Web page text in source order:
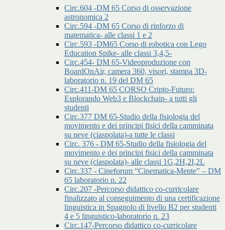
Circ.604 -DM 65 Corso di osservazione
astronomica 2
Circ.594 -DM 65 Corso di rinforzo di
matematica- alle classi 1 e 2
Circ.593 -DM65 Corso di robotica con Lego
Education Spike- alle classi 3,4,5-
Circ.454- DM 65-Videoproduzione con
BoardOnAir, camera 360, visori, stampa 3D-
laboratorio n. 19 del DM 65
Circ.411-DM 65 CORSO Cripto-Futuro:
Esplorando Web3 e Blockchain- a tutti gli
studenti
Circ.377 DM 65-Studio della fisiologia del
movimento e dei principi fisici della camminata
su neve (ciaspolata)-a tutte le classi
Circ. 376 - DM 65-Studio della fisiologia del
movimento e dei principi fisici della camminata
su neve (ciaspolata)- alle classi 1G,2H,2I,2L
Circ.337 - Cineforum “Cinematica-Mente” – DM
65 laboratorio n. 22
Circ.207 -Percorso didattico co-curricolare
finalizzato al conseguimento di una certificazione
linguistica in Spagnolo di livello B2 per studenti
4 e 5 linguistico-laboratorio n. 23
Circ.147-Percorso didattico co-curricolare